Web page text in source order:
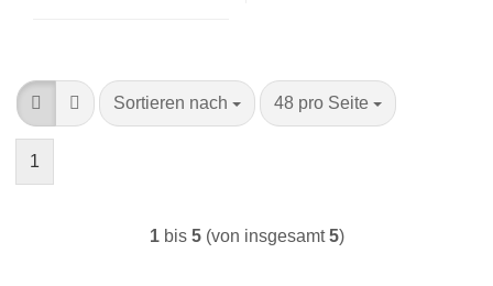
Sortieren nach
Sortieren nach 48 pro Seite
pro Seite
1
1bis 5(von insgesamt5)